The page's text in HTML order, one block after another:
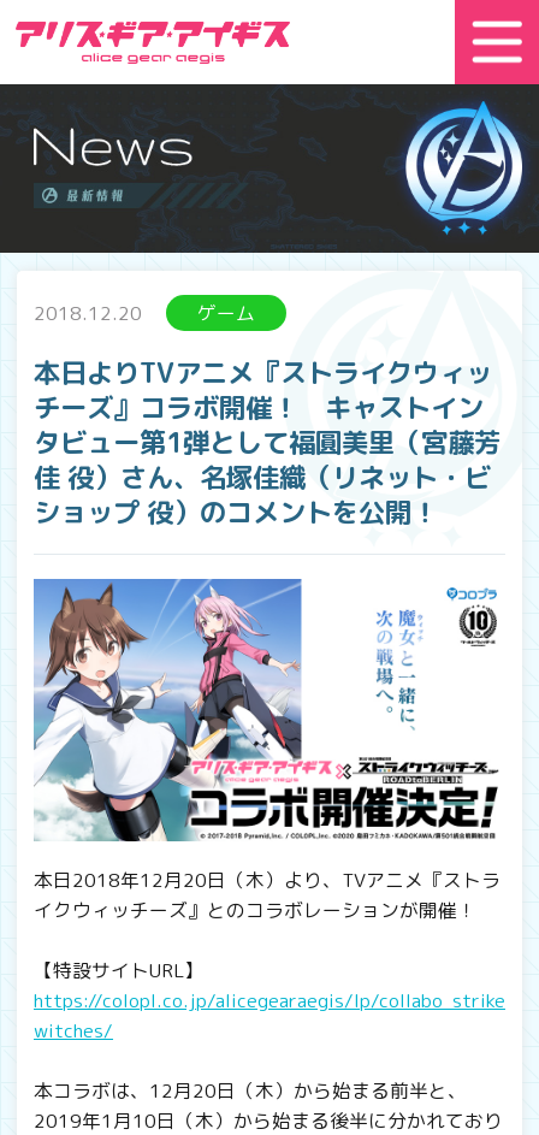
2018.12.20 ゲーム
本日よりTVアニメ『ストライクウィッ
チーズ』コラボ開催！ キャストイン
タビュー第1弾として福圓美里（宮藤芳
佳 役）さん、名塚佳織（リネット・ビ
ショップ 役）のコメントを公開！
本日2018年12月20日（木）より、TVアニメ『ストラ
イクウィッチーズ』とのコラボレーションが開催！
【特設サイトURL】
https://colopl.co.jp/alicegearaegis/lp/collabo_strike
witches/
本コラボは、12月20日（木）から始まる前半と、
2019年1月10日（木）から始まる後半に分かれており